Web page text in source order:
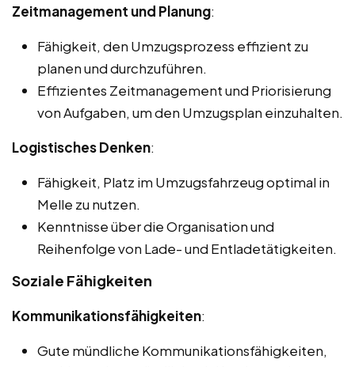
Zeitmanagement und Planung:
Fähigkeit, den Umzugsprozess effizient zu
planen und durchzuführen.
Effizientes Zeitmanagement und Priorisierung
von Aufgaben, um den Umzugsplan einzuhalten.
Logistisches Denken:
Fähigkeit, Platz im Umzugsfahrzeug optimal in
Melle zu nutzen.
Kenntnisse über die Organisation und
Reihenfolge von Lade- und Entladetätigkeiten.
Soziale Fähigkeiten
Kommunikationsfähigkeiten:
Gute mündliche Kommunikationsfähigkeiten,